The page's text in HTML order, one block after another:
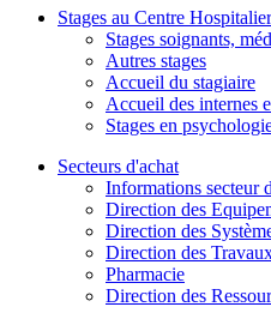
Stages au Centre Hospitalier
Stages soignants,
Autres stages
Accueil du stagiaire
Accueil des internes
Stages en
Secteurs d'achat
Informations secteur
Direction des
Direction des
Direction des
Pharmacie
Direction des